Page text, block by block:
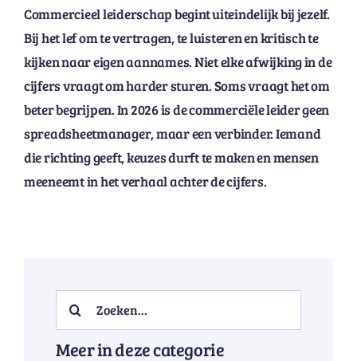
Commercieel leiderschap begint uiteindelijk bij jezelf.
Bij het lef om te vertragen, te luisteren en kritisch te
kijken naar eigen aannames. Niet elke afwijking in de
cijfers vraagt om harder sturen. Soms vraagt het om
beter begrijpen. In 2026 is de commerciële leider geen
spreadsheetmanager, maar een verbinder. Iemand
die richting geeft, keuzes durft te maken en mensen
meeneemt in het verhaal achter de cijfers.
Search
Meer in deze categorie